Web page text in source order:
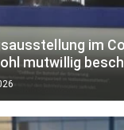
im
mutwillig